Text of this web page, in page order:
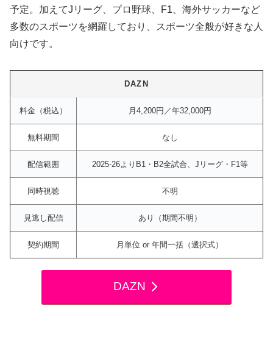
予定。加えてJリーグ、プロ野球、F1、海外サッカーなど
多数のスポーツを網羅しており、スポーツ全般が好きな人
向けです。
DAZN
料金（税込） 月4,200円／年32,000円
無料期間 なし
配信範囲 2025-26よりB1・B2全試合、Jリーグ・F1等
同時視聴 不明
見逃し配信 あり（期間不明）
契約期間 月単位 or 年間一括（選択式）
DAZN